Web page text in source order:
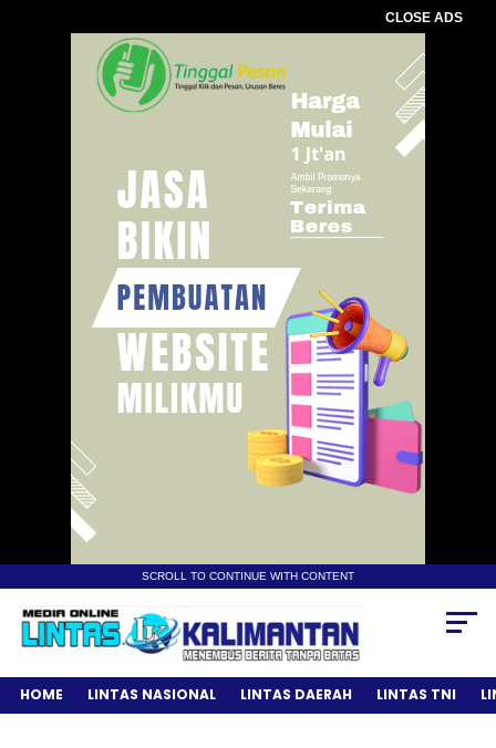
CLOSE ADS
SCROLL TO CONTINUE WITH CONTENT
HOME LINTAS NASIONAL LINTAS DAERAH LINTAS TNI